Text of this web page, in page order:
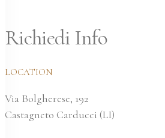
Richiedi Info
LOCATION
Via Bolgherese, 192
Castagneto Carducci (LI)